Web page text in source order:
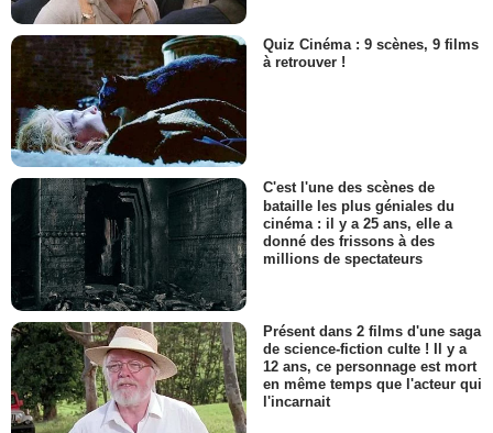
Quiz Cinéma : 9 scènes, 9 films
à retrouver !
C'est l'une des scènes de
bataille les plus géniales du
cinéma : il y a 25 ans, elle a
donné des frissons à des
millions de spectateurs
Présent dans 2 films d'une saga
de science-fiction culte ! Il y a
12 ans, ce personnage est mort
en même temps que l'acteur qui
l'incarnait